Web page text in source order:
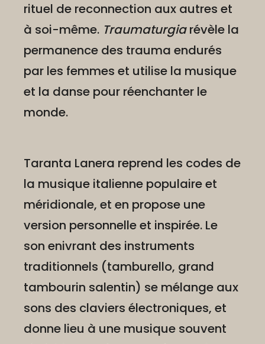
rituel de reconnection aux autres et
à soi-même. Traumaturgiarévèle la
permanence des trauma endurés
par les femmes et utilise la musique
et la danse pour réenchanter le
monde.
Taranta Lanera reprend les codes de
la musique italienne populaire et
méridionale, et en propose une
version personnelle et inspirée. Le
son enivrant des instruments
traditionnels (tamburello, grand
tambourin salentin) se mélange aux
sons des claviers électroniques, et
donne lieu à une musique souvent